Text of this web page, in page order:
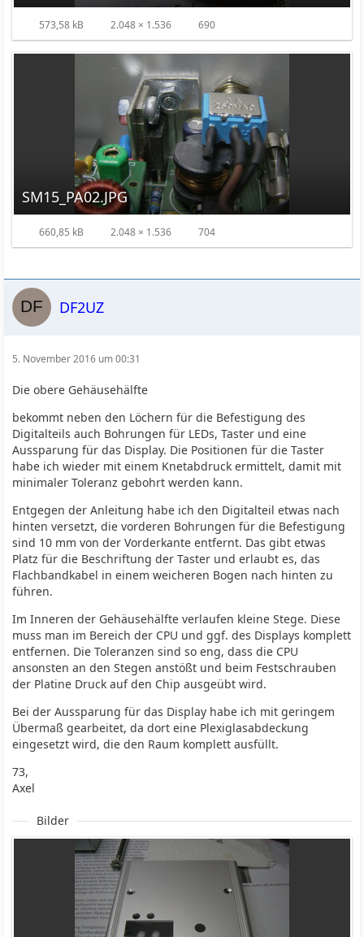
573,58 kB 2.048 × 1.536 690
SM15_PA02.JPG
660,85 kB 2.048 × 1.536 704
DF2UZ
5. November 2016 um 00:31
Die obere Gehäusehälfte
bekommt neben den Löchern für die Befestigung des
Digitalteils auch Bohrungen für LEDs, Taster und eine
Aussparung für das Display. Die Positionen für die Taster
habe ich wieder mit einem Knetabdruck ermittelt, damit mit
minimaler Toleranz gebohrt werden kann.
Entgegen der Anleitung habe ich den Digitalteil etwas nach
hinten versetzt, die vorderen Bohrungen für die Befestigung
sind 10 mm von der Vorderkante entfernt. Das gibt etwas
Platz für die Beschriftung der Taster und erlaubt es, das
Flachbandkabel in einem weicheren Bogen nach hinten zu
führen.
Im Inneren der Gehäusehälfte verlaufen kleine Stege. Diese
muss man im Bereich der CPU und ggf. des Displays komplett
entfernen. Die Toleranzen sind so eng, dass die CPU
ansonsten an den Stegen anstößt und beim Festschrauben
der Platine Druck auf den Chip ausgeübt wird.
Bei der Aussparung für das Display habe ich mit geringem
Übermaß gearbeitet, da dort eine Plexiglasabdeckung
eingesetzt wird, die den Raum komplett ausfüllt.
73,
Axel
Bilder